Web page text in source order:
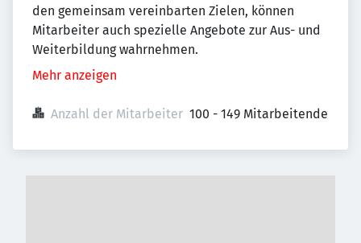
den gemeinsam vereinbarten Zielen, können
Mitarbeiter auch spezielle Angebote zur Aus- und
Weiterbildung wahrnehmen.
Mehr anzeigen
Anzahl der Mitarbeiter 100 - 149 Mitarbeitende